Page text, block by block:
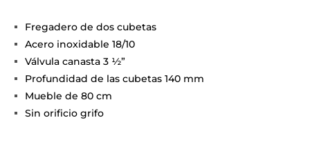
Fregadero de dos cubetas
Acero inoxidable 18/10
Válvula canasta 3 ½”
Profundidad de las cubetas 140 mm
Mueble de 80 cm
Sin orificio grifo